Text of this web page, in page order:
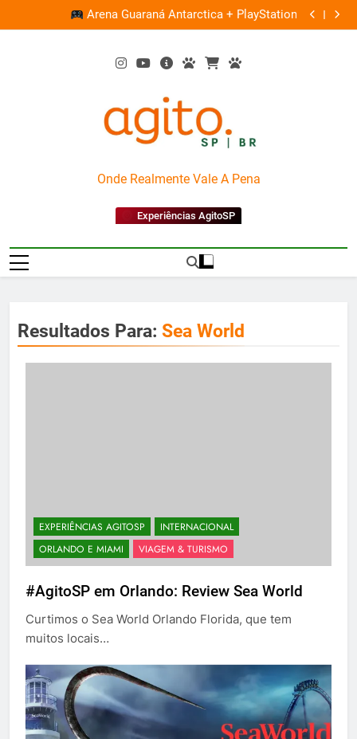
to
Ocupação gratuita ‘Boiúna’ traz a força das culturas
amazônicas e arte
AgitoSP
Onde Realmente Vale A Pena
Experiências AgitoSP
Resultados Para: Sea World
EXPERIÊNCIAS AGITOSP
INTERNACIONAL
ORLANDO E MIAMI
VIAGEM & TURISMO
#AgitoSP em Orlando: Review Sea World
Curtimos o Sea World Orlando Florida, que tem
muitos locais…